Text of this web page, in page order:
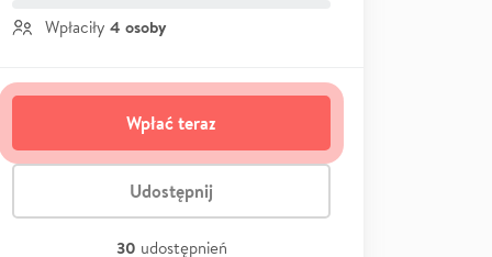
Wpłaciły 4 osoby
Wpłać teraz
Udostępnij
30 udostępnień